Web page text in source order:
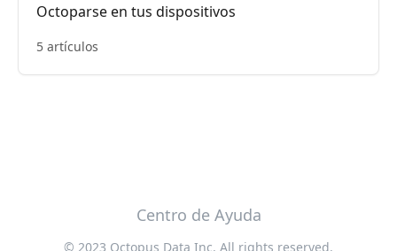
Octoparse en tus dispositivos
5 artículos
Centro de Ayuda
© 2023 Octopus Data Inc. All rights reserved.